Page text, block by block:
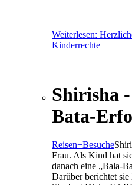
Weiterlesen:
Kinderrechte
Shirisha
Bata-
Reisen+Besuche
Frau. Als Kind hat
danach eine „Bala-
Darüber berichtet